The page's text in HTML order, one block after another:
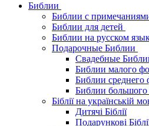
Библии
Библии с
Библии для детей
Библии на русском
Подарочные Библии
Свадебные
Библии малого
Библии среднего
Библии большого
Біблії на українській
Дитячі Біблії
Подарункові